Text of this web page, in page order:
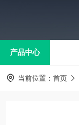
产品中心
当前位置： 首页